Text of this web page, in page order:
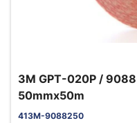
3M GPT-020P /
50mmx50m
413M-9088250